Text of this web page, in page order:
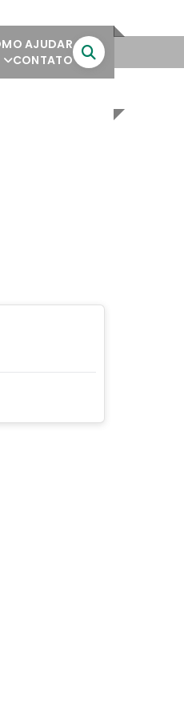
AJUDAR
CONTATO